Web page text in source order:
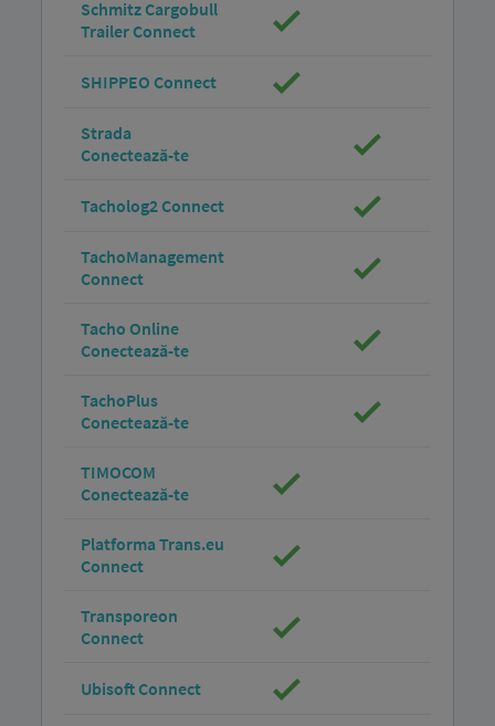
Schmitz Cargobull
Trailer Connect
SHIPPEO Connect
Strada
Conectează-te
Tacholog2 Connect
TachoManagement
Connect
Tacho Online
Conectează-te
TachoPlus
Conectează-te
TIMOCOM
Conectează-te
Platforma Trans.eu
Connect
Transporeon
Connect
Ubisoft Connect